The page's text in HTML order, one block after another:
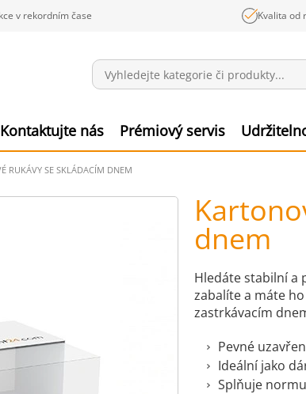
v rekordním čase Kvalita od
Kontaktujte nás Prémiový servis
RUKÁVY SE SKLÁDACÍM DNEM
dnem
Hledáte stabilní a
zabalíte a máte
zastrkávacím
Pevné
Ideální jako
Splňuje normu